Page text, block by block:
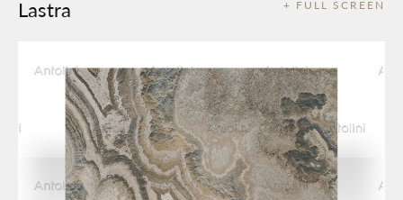
+ FULL SCREEN
Lastra